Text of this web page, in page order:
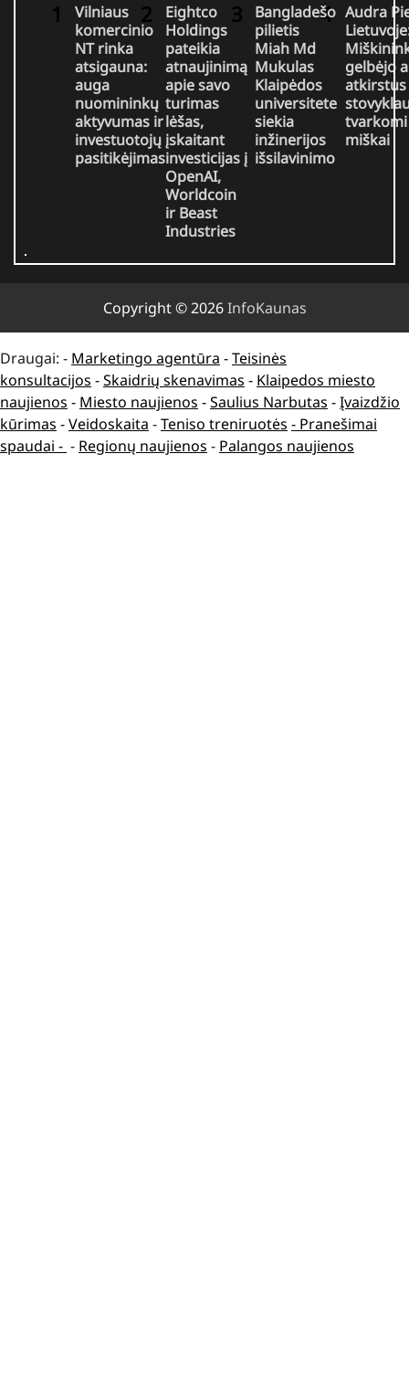
Vilniaus
komercinio
NT rinka
atsigauna:
auga
nuomininkų
aktyvumas ir
investuotojų
pasitikėjimas
Eightco
Holdings
pateikia
atnaujinimą
apie savo
turimas
lėšas,
įskaitant
investicijas į
OpenAI,
Worldcoin
ir Beast
Industries
Bangladešo
pilietis
Miah Md
Mukulas
Klaipėdos
universitete
siekia
inžinerijos
išsilavinimo
Audra
gelbėjo
atkirstus
tvarkomi
miškai
Copyright © 2026InfoKaunas
Draugai: - Marketingo agentūra -Teisinės
konsultacijos -Skaidrių skenavimas - Klaipedos miesto
naujienos - Miesto naujienos -Saulius Narbutas -Įvaizdžio
kūrimas -Veidoskaita -Teniso treniruotės - Pranešimai
spaudai - - Regionų naujienos - Palangos naujienos